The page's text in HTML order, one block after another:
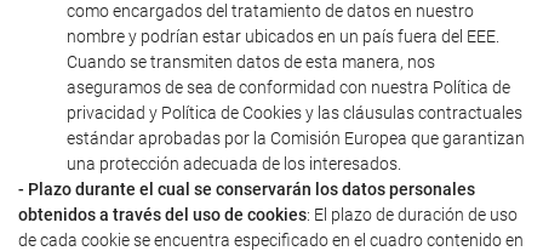
como encargados del tratamiento de datos en nuestro
nombre y podrían estar ubicados en un país fuera del EEE.
Cuando se transmiten datos de esta manera, nos
aseguramos de sea de conformidad con nuestra Política de
privacidad y Política de Cookies y las cláusulas contractuales
estándar aprobadas por la Comisión Europea que garantizan
una protección adecuada de los interesados.
- Plazo durante el cual se conservarán los datos personales
obtenidos a través del uso de cookies: El plazo de duración de uso
de cada cookie se encuentra especificado en el cuadro contenido en